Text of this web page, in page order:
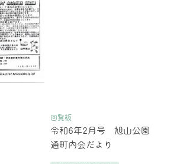
回覧板
令和6年2月号 旭山公園
通町内会だより